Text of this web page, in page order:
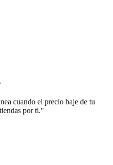
cuando el precio baje de tu
por ti."